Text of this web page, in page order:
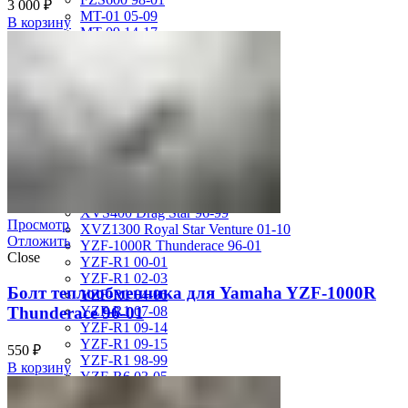
MT-01 05-09
MT-09 14-17
XJ600S Diversion 92-04
XJR1200 94-98
XJR400 97-06
XV1900 Raider 08-17
XVS400 Drag Star 96-99
XVZ1300 Royal Star Venture 01-10
YZF-1000R Thunderace 96-01
YZF-R1 00-01
YZF-R1 02-03
YZF-R1 04-06
YZF-R1 07-08
YZF-R1 09-14
YZF-R1 09-15
YZF-R1 98-99
YZF-R6 03-05
3 000 ₽
В корзину
Просмотр
Отложить
Close
Болт теплообменника для Yamaha YZF-1000R
Thunderace 96-01
550 ₽
В корзину